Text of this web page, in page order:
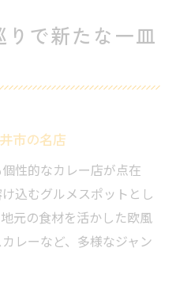
で新たな一皿
市の名店
性的なカレー店が点在
込むグルメスポットとし
元の食材を活かした欧風
レーなど、多様なジャン